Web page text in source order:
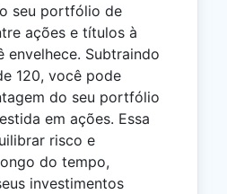
seu portfólio de
ações e títulos à
envelhece. Subtraindo
120, você pode
do seu portfólio
em ações. Essa
risco e
do tempo,
investimentos